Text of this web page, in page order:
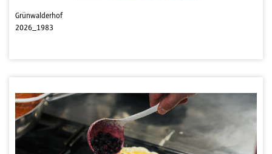
Grünwalderhof
2026_1983